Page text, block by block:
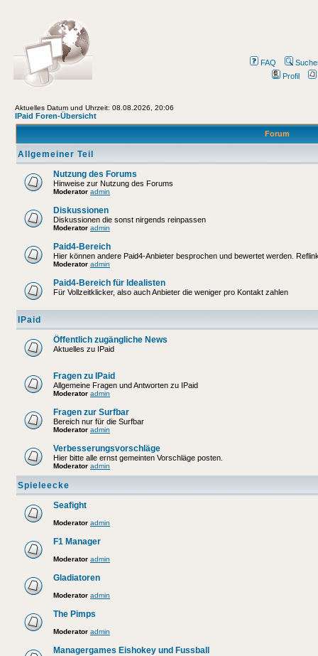
FAQ
Profil
Aktuelles Datum und Uhrzeit: 08.08.2026, 20:06
IPaid Foren-Übersicht
Forum
Allgemeiner Teil
Nutzung des Forums
Hinweise zur Nutzung des Forums
Moderator admin
Diskussionen
Diskussionen die sonst nirgends reinpassen
Moderator admin
Paid4-Bereich
Hier können andere Paid4-Anbieter besprochen und bewertet werden.
Moderator admin
Paid4-Bereich für Idealisten
Für Vollzeitklicker, also auch Anbieter die weniger pro Kontakt zahlen
IPaid
Öffentlich zugängliche News
Aktuelles zu IPaid
Fragen zu IPaid
Allgemeine Fragen und Antworten zu IPaid
Moderator admin
Fragen zur Surfbar
Bereich nur für die Surfbar
Moderator admin
Verbesserungsvorschläge
Hier bitte alle ernst gemeinten Vorschläge posten.
Moderator admin
Spieleecke
Seafight
Moderator admin
F1 Manager
Moderator admin
Gladiatoren
Moderator admin
The Pimps
Moderator admin
Managergames Eishokey und Fussball